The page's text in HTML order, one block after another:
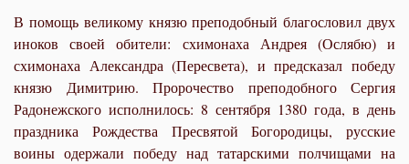
В помощь великому князю преподобный благословил двух
иноков своей обители: схимонаха Андрея (Ослябю) и
схимонаха Александра (Пересвета), и предсказал победу
князю Димитрию. Пророчество преподобного Сергия
Радонежского исполнилось: 8 сентября 1380 года, в день
праздника Рождества Пресвятой Богородицы, русские
воины одержали победу над татарскими полчищами на